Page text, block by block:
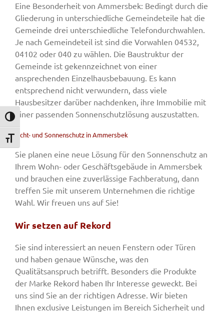
Umschalten auf hohe Kontraste
Schrift vergrößern
Eine Besonderheit von Ammersbek: Bedingt durch die
Gliederung in unterschiedliche Gemeindeteile hat die
Gemeinde drei unterschiedliche Telefondurchwahlen.
Je nach Gemeindeteil ist sind die Vorwahlen 04532,
04102 oder 040 zu wählen. Die Baustruktur der
Gemeinde ist gekennzeichnet von einer
ansprechenden Einzelhausbebauung. Es kann
entsprechend nicht verwundern, dass viele
Hausbesitzer darüber nachdenken, ihre Immobilie mit
einer passenden Sonnenschutzlösung auszustatten.
Sicht- und Sonnenschutz in Ammersbek
Sie planen eine neue Lösung für den Sonnenschutz an
Ihrem Wohn- oder Geschäftsgebäude in Ammersbek
und brauchen eine zuverlässige Fachberatung, dann
treffen Sie mit unserem Unternehmen die richtige
Wahl. Wir freuen uns auf Sie!
Wir setzen auf Rekord
Sie sind interessiert an neuen Fenstern oder Türen
und haben genaue Wünsche, was den
Qualitätsanspruch betrifft. Besonders die Produkte
der Marke Rekord haben Ihr Interesse geweckt. Bei
uns sind Sie an der richtigen Adresse. Wir bieten
Ihnen exclusive Leistungen im Bereich Sicherheit und